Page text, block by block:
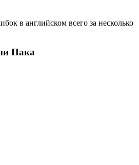
в английском всего за несколько
Пака